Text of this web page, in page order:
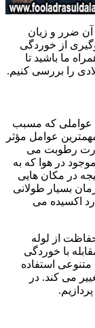
آن ضرر و زیان
از خوردگی
ما باشید تا
را بررسی کنیم.
عواملی که مسبب
عوامل مؤثر
رطوبت می
در هوا که به
در مکان هایی
بسیار طولانی
اکسیده می
از لوله
با خوردگی
متنوعی استفاده
می کند. در